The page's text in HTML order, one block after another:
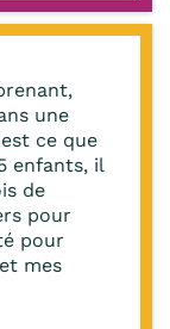
une
ce que
enfants, il
de
pour
pour
mes